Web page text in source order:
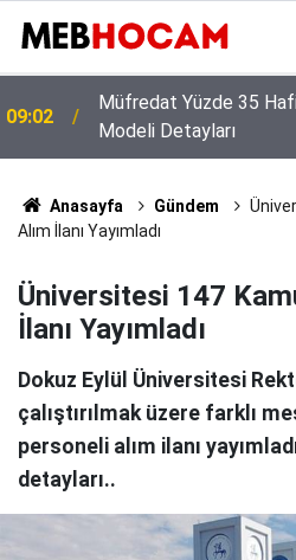
23:01
Okul Müdürlüklerine
ve İşlemlerde Kritik
Anasayfa Gündem
Alım İlanı Yayımladı
Üniversitesi 147
İlanı Yayımladı
Dokuz Eylül Üniversitesi
çalıştırılmak üzere farklı
personeli alım ilanı
detayları..